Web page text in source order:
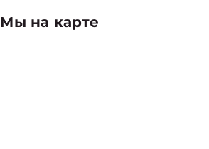
Мы на карте